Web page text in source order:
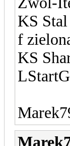
KS
f
KS